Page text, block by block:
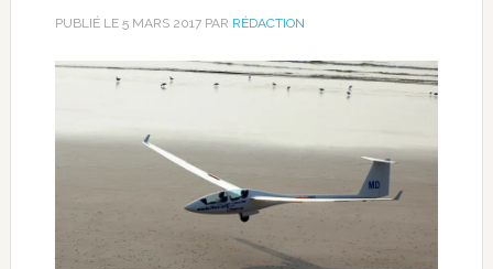
PUBLIÉ LE 5 MARS 2017PAR RÉDACTION